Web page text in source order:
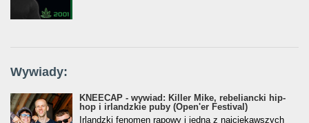
Wywiady:
KNEECAP - wywiad: Killer Mike, rebeliancki hip-
hop i irlandzkie puby (Open'er Festival)
Irlandzki fenomen rapowy i jedna z najciekawszych